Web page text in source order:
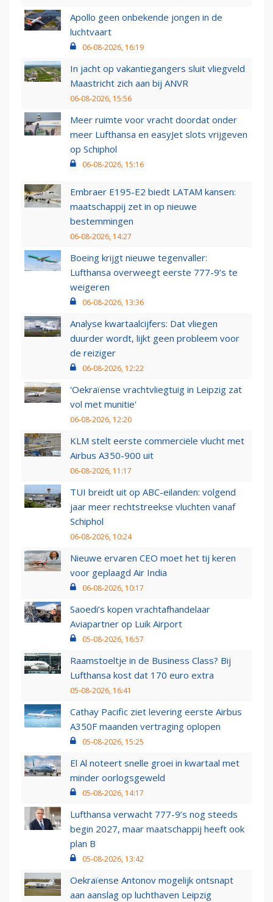
Apollo geen onbekende jongen in de
luchtvaart
06-08-2026, 16:19
In jacht op vakantiegangers sluit vliegveld
Maastricht zich aan bij ANVR
06-08-2026, 15:56
Meer ruimte voor vracht doordat onder
meer Lufthansa en easyJet slots vrijgeven
op Schiphol
06-08-2026, 15:16
Embraer E195-E2 biedt LATAM kansen:
maatschappij zet in op nieuwe
bestemmingen
06-08-2026, 14:27
Boeing krijgt nieuwe tegenvaller:
Lufthansa overweegt eerste 777-9’s te
weigeren
06-08-2026, 13:36
Analyse kwartaalcijfers: Dat vliegen
duurder wordt, lijkt geen probleem voor
de reiziger
06-08-2026, 12:22
'Oekraïense vrachtvliegtuig in Leipzig zat
vol met munitie'
06-08-2026, 12:20
KLM stelt eerste commerciële vlucht met
Airbus A350-900 uit
06-08-2026, 11:17
TUI breidt uit op ABC-eilanden: volgend
jaar meer rechtstreekse vluchten vanaf
Schiphol
06-08-2026, 10:24
Nieuwe ervaren CEO moet het tij keren
voor geplaagd Air India
06-08-2026, 10:17
Saoedi’s kopen vrachtafhandelaar
Aviapartner op Luik Airport
05-08-2026, 16:57
Raamstoeltje in de Business Class? Bij
Lufthansa kost dat 170 euro extra
05-08-2026, 16:41
Cathay Pacific ziet levering eerste Airbus
A350F maanden vertraging oplopen
05-08-2026, 15:25
El Al noteert snelle groei in kwartaal met
minder oorlogsgeweld
05-08-2026, 14:17
Lufthansa verwacht 777-9’s nog steeds
begin 2027, maar maatschappij heeft ook
plan B
05-08-2026, 13:42
Oekraïense Antonov mogelijk ontsnapt
aan aanslag op luchthaven Leipzig